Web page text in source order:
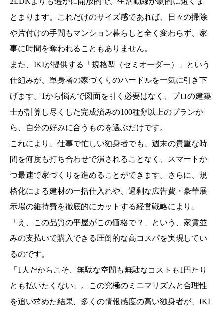
とまります。これだけのサイズ感であれば、日々の掃除
や片付けの手間もマンション暮らしと全く変わらず、家
事に時間を奪われることもありません。
また、IKIが提供する「規格型（セミオーダー）」という
仕組みが、単身者の家づくりのハードルを一気に引き下
げます。1から悩んで図面を引く必要はなく、プロの建築
士が計算し尽くした完成済みの100種類以上のプランか
ら、自分の好みに合うものを選ぶだけです。
これにより、仕事で忙しい独身者でも、週末の貴重な時
間を何度も打ち合わせで潰されることなく、スマートか
つ最速で家づくりを進めることができます。さらに、規
格化による建材の一括仕入れや、過剰な広告費・豪華展
示場の維持費を徹底的にカットする経営戦略により、
「え、この品質の平屋がこの価格で？」という、家賃並
みの支払いで購入できる圧倒的な高コスパを実現してい
るのです。
「1人だからこそ、無駄な空間も無駄なコストも1円たり
とも払いたくない」。この究極のミニマリズムと合理性
を追い求めた結果、多くの情報感度の高い独身者が、IKI